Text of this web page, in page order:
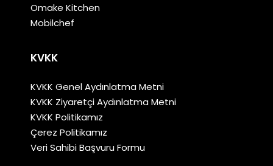
Omake Kitchen
Mobilchef
KVKK
KVKK Genel Aydınlatma Metni
KVKK Ziyaretçi Aydınlatma Metni
KVKK Politikamız
Çerez Politikamız
Veri Sahibi Başvuru Formu